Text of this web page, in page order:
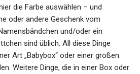
die Farbe auswählen – und
oder andere Geschenk vom
und/oder ein
sind üblich. All diese Dinge
Art „Babybox“ oder einer großen
Weitere Dinge, die in einer Box oder